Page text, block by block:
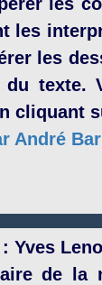
les
les
texte.
cliquant
André
Yves
de la